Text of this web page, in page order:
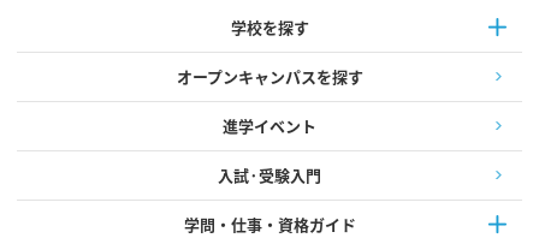
学校を探す
オープンキャンパスを探す
進学イベント
入試·受験入門
学問・仕事・資格ガイド